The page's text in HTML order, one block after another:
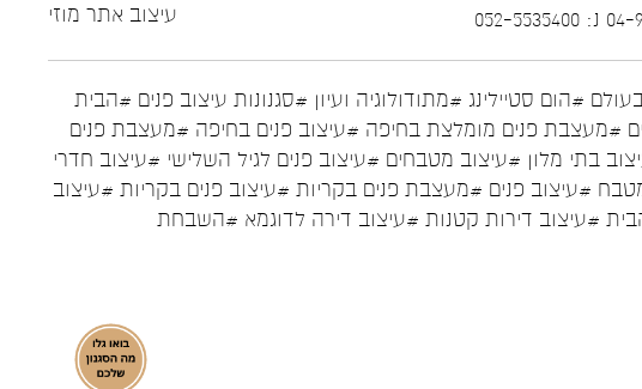
עיצוב אתר מוזי
#הום סטיילינג #מתודולוגיה ועיון #סגנונות עיצוב פנים #הבית
#מעצבת פנים מומלצת בחיפה #עיצוב פנים בחיפה #מעצבת פנים
בתי מלון #עיצוב מטבחים #עיצוב פנים לגיל השלישי #עיצוב חדרי
#עיצוב פנים #מעצבת פנים בקריות #עיצוב פנים בקריות #עיצוב
#עיצוב דירות קטנות #עיצוב דירה לדוגמא #השבחת